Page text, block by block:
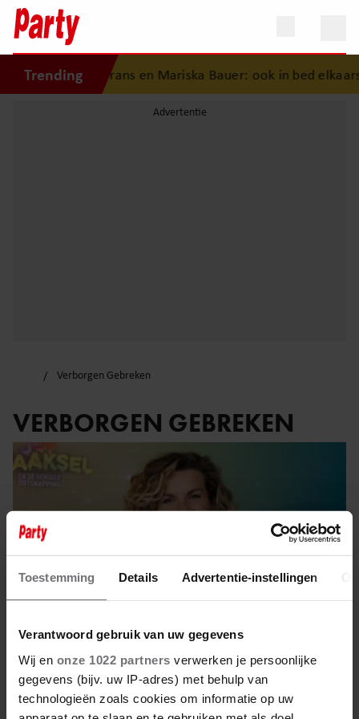
Toestemming Details Advertentie-instellingen
Verantwoord gebruik van uw gegevens
Wij en onze 1022 partners verwerken je persoonlijke
gegevens (bijv. uw IP-adres) met behulp van
technologieën zoals cookies om informatie op uw
Trendingvan Frans en Mariska Bauer: ook in bed elkaars
Verborgen Gebreken
VERBORGEN GEBREKEN
8 november 2025